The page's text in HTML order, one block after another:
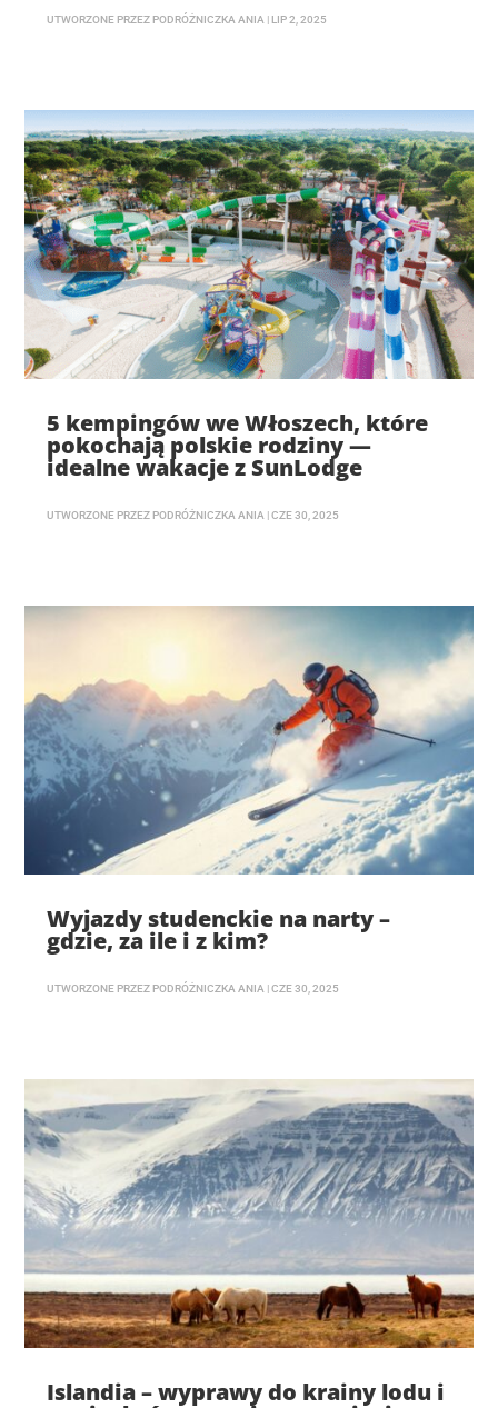
UTWORZONE PRZEZ PODRÓŻNICZKA ANIA | LIP 2, 2025
5 kempingów we Włoszech, które
pokochają polskie rodziny —
idealne wakacje z SunLodge
UTWORZONE PRZEZ PODRÓŻNICZKA ANIA |CZE 30, 2025
Wyjazdy studenckie na narty –
gdzie, za ile i z kim?
UTWORZONE PRZEZ PODRÓŻNICZKA ANIA |CZE 30, 2025
Islandia – wyprawy do krainy lodu i